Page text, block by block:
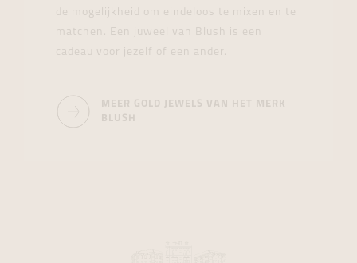
de mogelijkheid om eindeloos te mixen en te
matchen. Een juweel van Blush is een
cadeau voor jezelf of een ander.
MEER GOLD JEWELS VAN HET MERK
BLUSH